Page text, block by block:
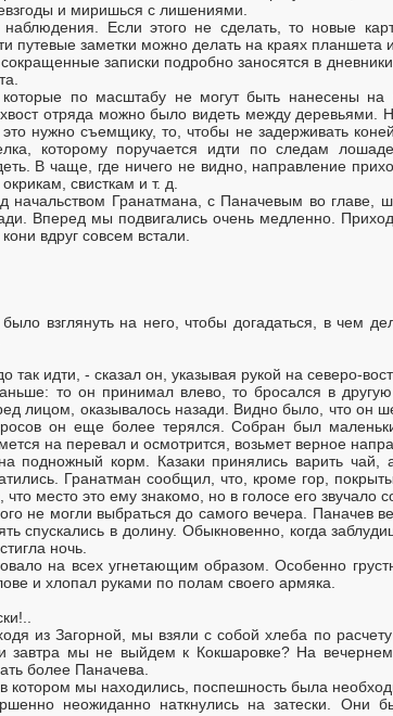
и миришься с лишениями.
Если этого не сделать, то новые
путевые заметки можно делать на краях планшета
записки подробно заносятся в
по масштабу не могут быть нанесены на
отряда можно было видеть между деревьями.
нужно съемщику, то, чтобы не задерживать
которому поручается идти по следам
В чаще, где ничего не видно, направление
свисткам и т. д.
начальством Гранатмана, с Паначевым во главе,
Вперед мы подвигались очень медленно.
вдруг совсем встали.
взглянуть на него, чтобы догадаться, в чем
идти, - сказал он, указывая рукой на северо-
то он принимал влево, то бросался в другую
лицом, оказывалось назади. Видно было, что он
он еще более терялся. Собран был
на перевал и осмотрится, возьмет верное
подножный корм. Казаки принялись варить чай,
Гранатман сообщил, что, кроме гор,
место это ему знакомо, но в голосе его звучало
не могли выбраться до самого вечера. Паначев
спускались в долину. Обыкновенно, когда
ночь.
на всех угнетающим образом. Особенно
и хлопал руками по полам своего армяка.
из Загорной, мы взяли с собой хлеба по расчету
завтра мы не выйдем к Кокшаровке? На
более Паначева.
котором мы находились, поспешность была
неожиданно наткнулись на затески. Они